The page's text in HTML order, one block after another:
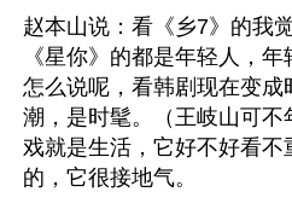
赵本山说：看《乡7》的我
《星你》的都是年轻人，年
怎么说呢，看韩剧现在变成
潮，是时髦。（王岐山可不
戏就是生活，它好不好看